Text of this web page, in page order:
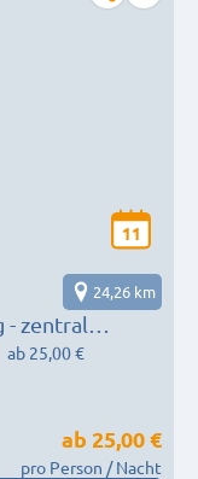
11
- zentral
24,26 km
ab 25,00 €
ab 25,00 €
pro Person / Nacht